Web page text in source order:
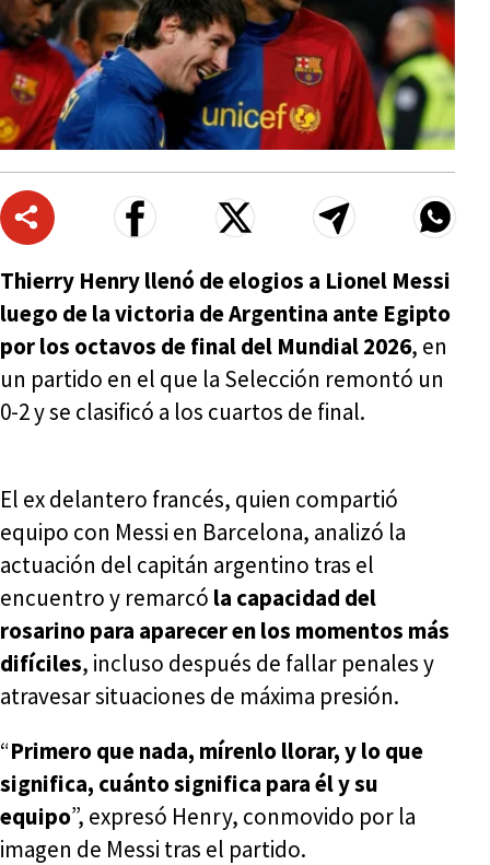
Thierry Henry llenó de elogios a Lionel Messi
luego de la victoria de Argentina ante Egipto
por los octavos de final del Mundial 2026, en
un partido en el que la Selección remontó un
0-2 y se clasificó a los cuartos de final.
El ex delantero francés, quien compartió
equipo con Messi en Barcelona, analizó la
actuación del capitán argentino tras el
encuentro y remarcó la capacidad del
rosarino para aparecer en los momentos más
difíciles, incluso después de fallar penales y
atravesar situaciones de máxima presión.
“Primero que nada, mírenlo llorar, y lo que
significa, cuánto significa para él y su
equipo”, expresó Henry, conmovido por la
imagen de Messi tras el partido.